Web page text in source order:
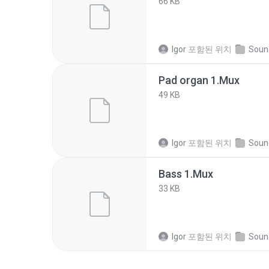
Igor 포함된 위치 Sound
Pad organ 1.Mux
49 KB
Igor 포함된 위치 Sound
Bass 1.Mux
33 KB
Igor 포함된 위치 Sound